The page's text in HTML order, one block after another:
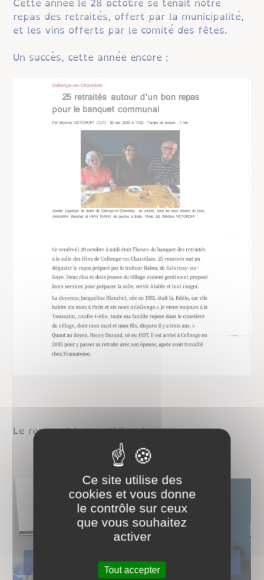
repas des retraités, offert par la municipalité,
et les vins offerts par le comité des fêtes.
Un succès, cette année encore :
Le repas et les participants
Ce site utilise des
cookies et vous donne
le contrôle sur ceux
que vous souhaitez
activer
Tout accepter